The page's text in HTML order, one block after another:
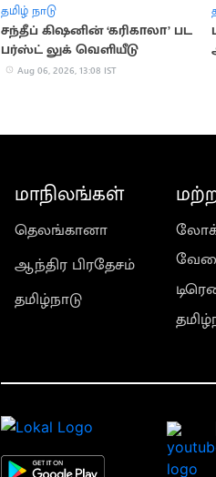
தமிழ் நாடு
சந்தீப் கிஷனின் ‘கரிகாலா’ பட
பர்ஸ்ட் லுக் வெளியீடு
Aug 06, 2026, 13:08 IST
மாநிலங்கள்
தெலங்கானா
ஆந்திர பிரதேசம்
தமிழ்நாடு